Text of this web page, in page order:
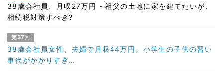
38歳会社員、月収27万円 - 祖父の土地に家を建てたいが、
相続税対策すべき?
第57回
38歳会社員女性、夫婦で月収44万円。小学生の子供の習い
事代がかかりすぎ…